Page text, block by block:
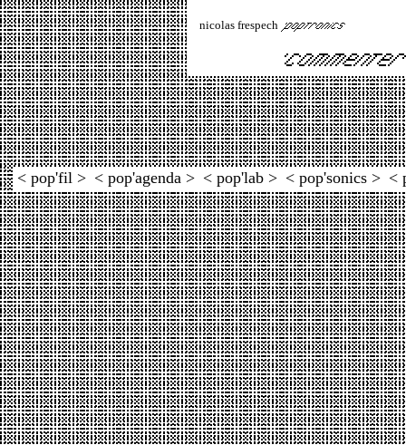
nicolas frespech
< pop'fil > < pop'agenda > < pop'lab > < pop'sonics > <